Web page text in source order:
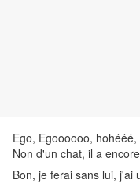
Ego, Egoooooo,
Non d'un chat, il a
Bon, je ferai sans lui, j'ai